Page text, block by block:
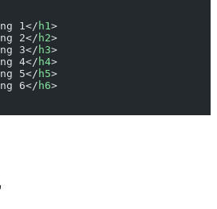
1</ h1>
2</ h2>
3</ h3>
4</ h4>
5</ h5>
6</ h6>